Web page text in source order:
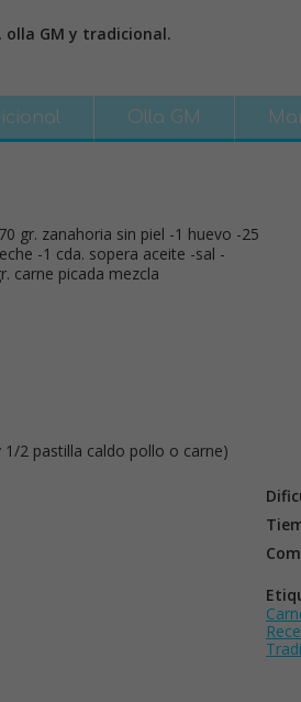
olla GM y tradicional.
Olla GM
gr. zanahoria sin piel -1 huevo -25
-1 cda. sopera aceite -sal -
carne picada mezcla
2 pastilla caldo pollo o carne)